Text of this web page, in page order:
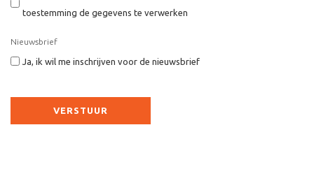
toestemming de gegevens te verwerken
Nieuwsbrief
Ja, ik wil me inschrijven voor de nieuwsbrief